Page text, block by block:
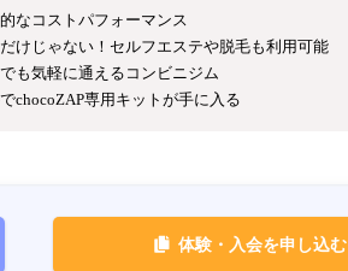
なコストパフォーマンス
けじゃない！セルフエステや脱毛も利用可能
も気軽に通えるコンビニジム
chocoZAP専用キットが手に入る
体験・入会を申し込む